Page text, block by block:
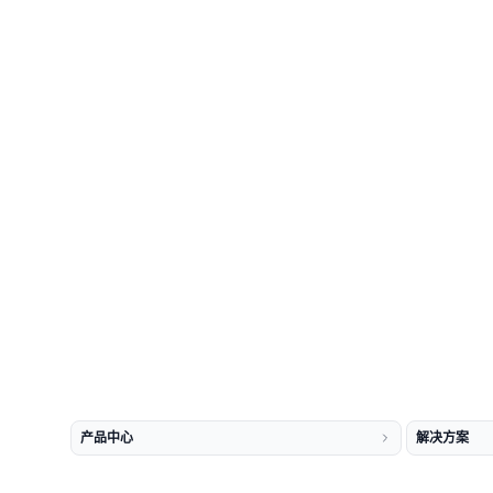
产品中心 解决方案